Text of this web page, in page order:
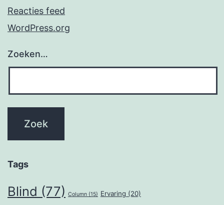
Reacties feed
WordPress.org
Zoeken…
Tags
Blind (77) Column (15) Ervaring (20)